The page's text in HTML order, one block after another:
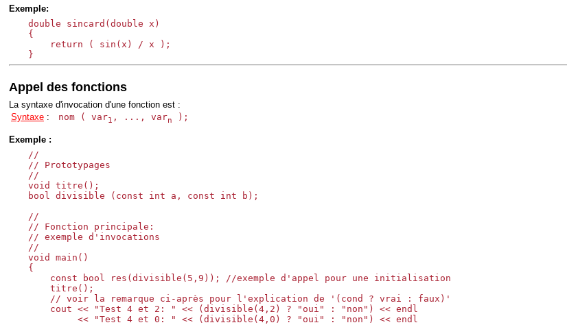
Exemple:
double sincard(double x)
{
    return ( sin(x) / x );
Appel des fonctions
La syntaxe d'invocation d'une fonction est :
Syntaxe : nom ( var1 , ..., varn );
Exemple :
//
// Prototypages
//
void titre();
bool divisible (const int a, const int b);
//
// Fonction principale:
// exemple d'invocations
//
void main()
{
    const bool res(divisible(5,9)); //exemple d'appel pour une initialisation
    titre();
    // voir la remarque ci-après pour l'explication de '(cond ? vrai : faux)'
    cout << "Test 4 et 2: " << (divisible(4,2) ? "oui" : "non") << endl
         << "Test 4 et 0: " << (divisible(4,0) ? "oui" : "non") << endl